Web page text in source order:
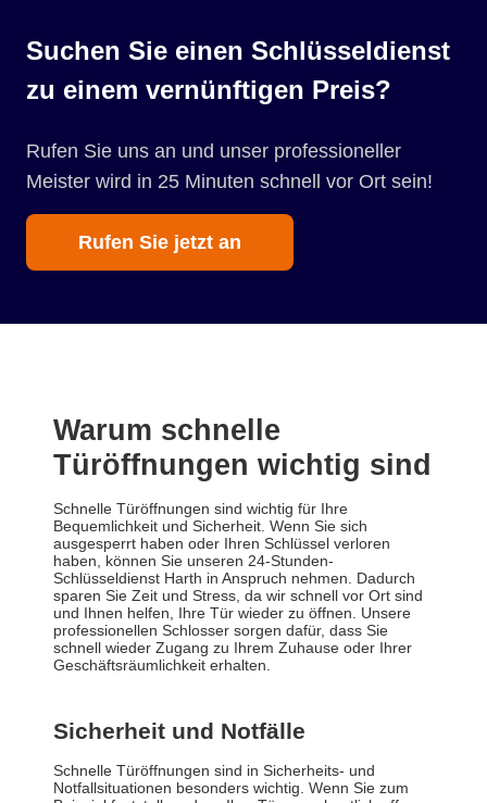
Suchen Sie einen Schlüsseldienst
zu einem vernünftigen Preis?
Rufen Sie uns an und unser professioneller
Meister wird in 25 Minuten schnell vor Ort sein!
Rufen Sie jetzt an
Warum schnelle
Türöffnungen wichtig sind
Schnelle Türöffnungen sind wichtig für Ihre
Bequemlichkeit und Sicherheit. Wenn Sie sich
ausgesperrt haben oder Ihren Schlüssel verloren
haben, können Sie unseren 24-Stunden-
Schlüsseldienst Harth in Anspruch nehmen. Dadurch
sparen Sie Zeit und Stress, da wir schnell vor Ort sind
und Ihnen helfen, Ihre Tür wieder zu öffnen. Unsere
professionellen Schlosser sorgen dafür, dass Sie
schnell wieder Zugang zu Ihrem Zuhause oder Ihrer
Geschäftsräumlichkeit erhalten.
Sicherheit und Notfälle
Schnelle Türöffnungen sind in Sicherheits- und
Notfallsituationen besonders wichtig. Wenn Sie zum